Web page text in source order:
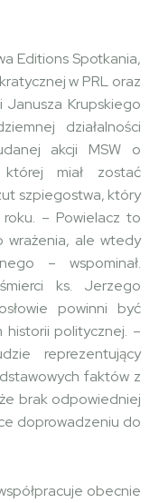
Editions Spotkania,
w PRL oraz
Janusza Krupskiego
działalności
akcji MSW o
której miał zostać
szpiegostwa, który
– Powielacz to
wrażenia, ale wtedy
– wspominał.
ks. Jerzego
powinni być
historii politycznej. –
reprezentujący
faktów z
brak odpowiedniej
doprowadzeniu do
obecnie